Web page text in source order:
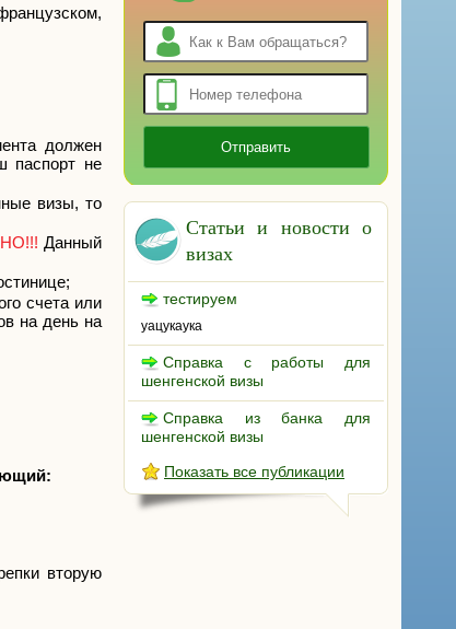
Статьи и новости о
визах
тестируем
уацукаука
Справка с работы для
шенгенской визы
Справка из банка для
шенгенской визы
Показать все публикации
должен
паспорт не
визы, то
Данный
счета или
на день на
вторую